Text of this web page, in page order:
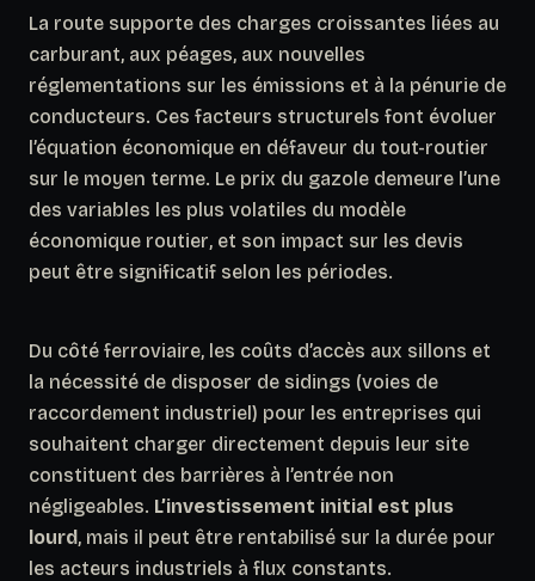
La route supporte des charges croissantes liées au
carburant, aux péages, aux nouvelles
réglementations sur les émissions et à la pénurie de
conducteurs. Ces facteurs structurels font évoluer
l’équation économique en défaveur du tout-routier
sur le moyen terme. Le prix du gazole demeure l’une
des variables les plus volatiles du modèle
économique routier, et son impact sur les devis
peut être significatif selon les périodes.
Du côté ferroviaire, les coûts d’accès aux sillons et
la nécessité de disposer de sidings (voies de
raccordement industriel) pour les entreprises qui
souhaitent charger directement depuis leur site
constituent des barrières à l’entrée non
négligeables. L’investissement initial est plus
lourd, mais il peut être rentabilisé sur la durée pour
les acteurs industriels à flux constants.